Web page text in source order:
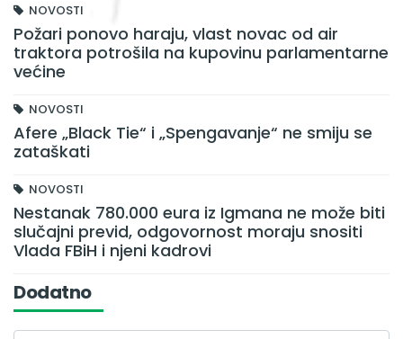
NOVOSTI
Požari ponovo haraju, vlast novac od air
traktora potrošila na kupovinu parlamentarne
većine
NOVOSTI
Afere „Black Tie“ i „Spengavanje“ ne smiju se
zataškati
NOVOSTI
Nestanak 780.000 eura iz Igmana ne može biti
slučajni previd, odgovornost moraju snositi
Vlada FBiH i njeni kadrovi
Dodatno